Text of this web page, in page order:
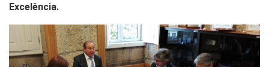
Excelência.